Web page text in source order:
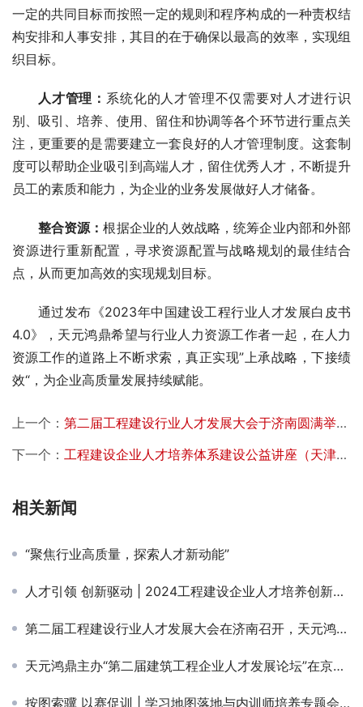
一定的共同目标而按照一定的规则和程序构成的一种责权结
构安排和人事安排，其目的在于确保以最高的效率，实现组
织目标。
人才管理： 系统化的人才管理不仅需要对人才进行识
别、吸引、培养、使用、留住和协调等各个环节进行重点关
注，更重要的是需要建立一套良好的人才管理制度。这套制
度可以帮助企业吸引到高端人才，留住优秀人才，不断提升
员工的素质和能力，为企业的业务发展做好人才储备。
整合资源：根据企业的人效战略，统筹企业内部和外部
资源进行重新配置，寻求资源配置与战略规划的最佳结合
点，从而更加高效的实现规划目标。
通过发布《2023年中国建设工程行业人才发展白皮书
4.0》，天元鸿鼎希望与行业人力资源工作者一起，在人力
资源工作的道路上不断求索，真正实现”上承战略，下接绩
效“，为企业高质量发展持续赋能。
上一个： 第二届工程建设行业人才发展大会于济南圆满举办，天元鸿鼎多位专家讲师受邀分享
下一个： 工程建设企业人才培养体系建设公益讲座（天津站）顺利举办
相关新闻
“聚焦行业高质量，探索人才新动能”
人才引领 创新驱动 | 2024工程建设企业人才培养创新实践高级研讨会（天津站）顺利举办
第二届工程建设行业人才发展大会在济南召开，天元鸿鼎总经理王峰在全体会议发表演讲
天元鸿鼎主办“第二届建筑工程企业人才发展论坛”在京召开
按图索骥 以赛促训 | 学习地图落地与内训师培养专题会在京顺利举办